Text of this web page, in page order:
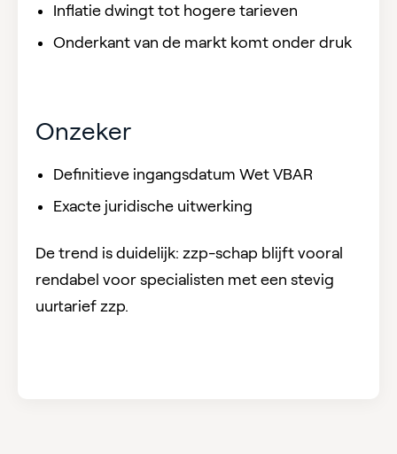
Inflatie dwingt tot hogere tarieven
Onderkant van de markt komt onder druk
Onzeker
Definitieve ingangsdatum Wet VBAR
Exacte juridische uitwerking
De trend is duidelijk: zzp-schap blijft vooral
rendabel voor specialisten met een stevig
uurtarief zzp.